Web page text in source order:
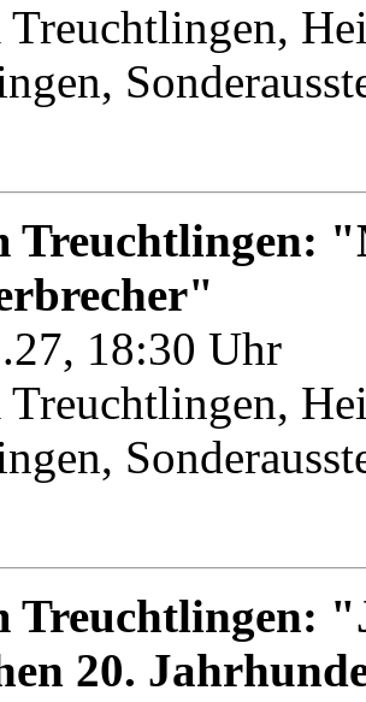
Treuchtlingen,
Treuchtlingen:
18:30 Uhr
Treuchtlingen,
Treuchtlingen:
20.